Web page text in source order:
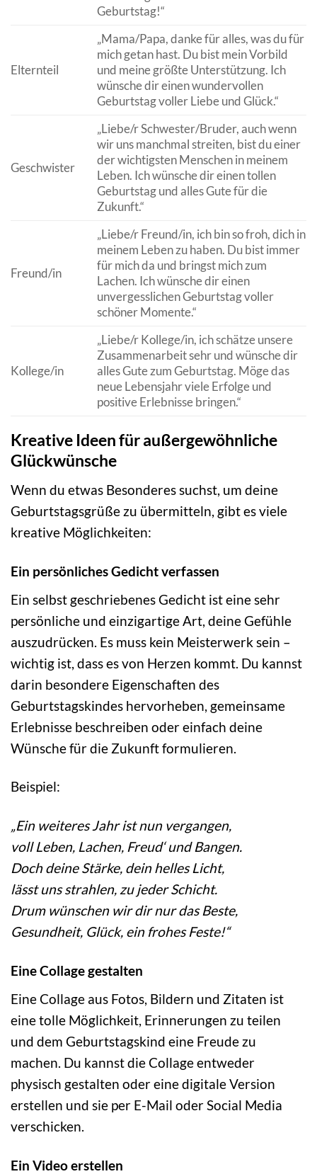
Geburtstag!“
Elternteil
„Mama/Papa, danke für alles, was du für
mich getan hast. Du bist mein Vorbild
und meine größte Unterstützung. Ich
wünsche dir einen wundervollen
Geburtstag voller Liebe und Glück.“
Geschwister
„Liebe/r Schwester/Bruder, auch wenn
wir uns manchmal streiten, bist du einer
der wichtigsten Menschen in meinem
Leben. Ich wünsche dir einen tollen
Geburtstag und alles Gute für die
Zukunft.“
Freund/in
„Liebe/r Freund/in, ich bin so froh, dich in
meinem Leben zu haben. Du bist immer
für mich da und bringst mich zum
Lachen. Ich wünsche dir einen
unvergesslichen Geburtstag voller
schöner Momente.“
Kollege/in
„Liebe/r Kollege/in, ich schätze unsere
Zusammenarbeit sehr und wünsche dir
alles Gute zum Geburtstag. Möge das
neue Lebensjahr viele Erfolge und
positive Erlebnisse bringen.“
Kreative Ideen für außergewöhnliche
Glückwünsche
Wenn du etwas Besonderes suchst, um deine
Geburtstagsgrüße zu übermitteln, gibt es viele
kreative Möglichkeiten:
Ein persönliches Gedicht verfassen
Ein selbst geschriebenes Gedicht ist eine sehr
persönliche und einzigartige Art, deine Gefühle
auszudrücken. Es muss kein Meisterwerk sein –
wichtig ist, dass es von Herzen kommt. Du kannst
darin besondere Eigenschaften des
Geburtstagskindes hervorheben, gemeinsame
Erlebnisse beschreiben oder einfach deine
Wünsche für die Zukunft formulieren.
Beispiel:
„Ein weiteres Jahr ist nun vergangen,
voll Leben, Lachen, Freud‘ und Bangen.
Doch deine Stärke, dein helles Licht,
lässt uns strahlen, zu jeder Schicht.
Drum wünschen wir dir nur das Beste,
Gesundheit, Glück, ein frohes Feste!“
Eine Collage gestalten
Eine Collage aus Fotos, Bildern und Zitaten ist
eine tolle Möglichkeit, Erinnerungen zu teilen
und dem Geburtstagskind eine Freude zu
machen. Du kannst die Collage entweder
physisch gestalten oder eine digitale Version
erstellen und sie per E-Mail oder Social Media
verschicken.
Ein Video erstellen